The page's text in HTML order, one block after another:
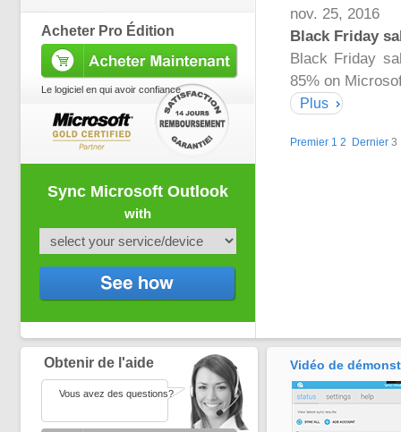
nov. 25, 2016
Black Friday
Black Friday
85% on
Plus
Premier 1 2 3
Dernier
Acheter Pro Édition
Le logiciel en qui avoir confiance
Sync Microsoft Outlook
with
Obtenir de l'aide
Vous avez des questions?
Vidéo de